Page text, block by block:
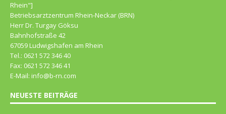
Rhein"]
Betriebsarztzentrum Rhein-Neckar (BRN)
Herr Dr. Turgay Göksu
Bahnhofstraße 42
67059 Ludwigshafen am Rhein
Tel.: 0621 572 346 40
Fax: 0621 572 346 41
E-Mail: info@b-rn.com
NEUESTE BEITRÄGE